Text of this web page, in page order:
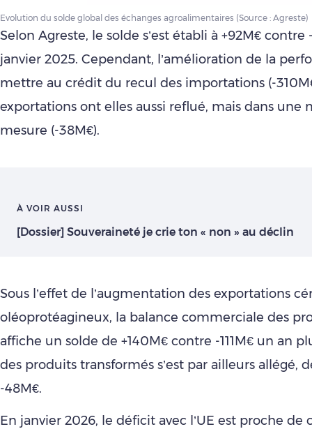
Evolution du solde global des échanges agroalimentaires (Source : Agreste)
Selon Agreste, le solde s’est établi à +92M€ contre
janvier 2025. Cependant, l’amélioration de la
mettre au crédit du recul des importations (-
exportations ont elles aussi reflué, mais dans une
mesure (-38M€).
À VOIR AUSSI
[Dossier] Souveraineté je crie ton « non » au déclin
Sous l’effet de l’augmentation des exportations
oléoprotéagineux, la balance commerciale des
affiche un solde de +140M€ contre -111M€ un an
des produits transformés s’est par ailleurs allégé,
-48M€.
En janvier 2026, le déficit avec l’UE est proche de